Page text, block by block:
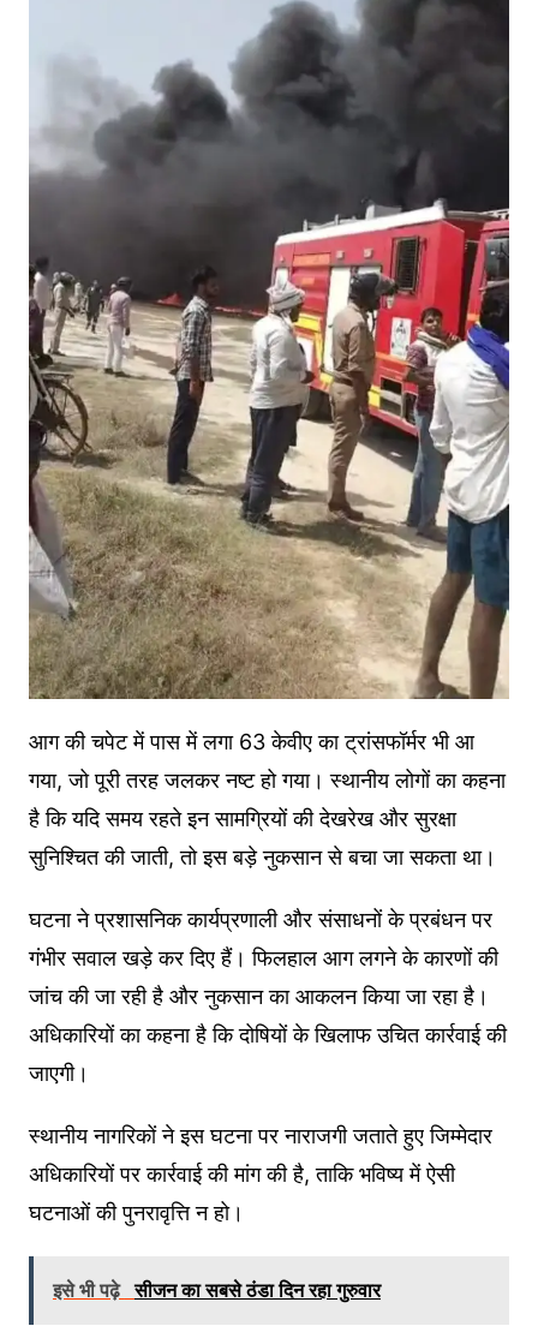
आग की चपेट में पास में लगा 63 केवीए का ट्रांसफॉर्मर भी आ
गया, जो पूरी तरह जलकर नष्ट हो गया। स्थानीय लोगों का कहना
है कि यदि समय रहते इन सामग्रियों की देखरेख और सुरक्षा
सुनिश्चित की जाती, तो इस बड़े नुकसान से बचा जा सकता था।
घटना ने प्रशासनिक कार्यप्रणाली और संसाधनों के प्रबंधन पर
गंभीर सवाल खड़े कर दिए हैं। फिलहाल आग लगने के कारणों की
जांच की जा रही है और नुकसान का आकलन किया जा रहा है।
अधिकारियों का कहना है कि दोषियों के खिलाफ उचित कार्रवाई की
जाएगी।
स्थानीय नागरिकों ने इस घटना पर नाराजगी जताते हुए जिम्मेदार
अधिकारियों पर कार्रवाई की मांग की है, ताकि भविष्य में ऐसी
घटनाओं की पुनरावृत्ति न हो।
इसे भी पढ़े सीजन का सबसे ठंडा दिन रहा गुरुवार